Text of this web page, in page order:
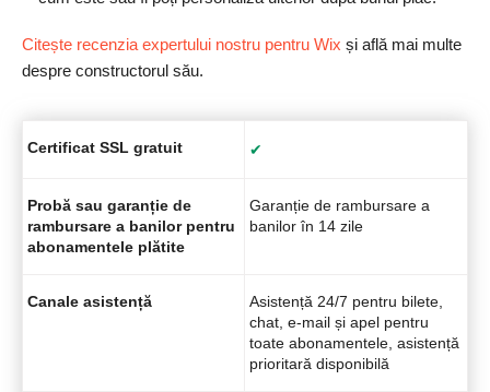
Citește recenzia expertului nostru pentru Wix și află mai multe
despre constructorul său.
Certificat SSL gratuit ✔
Probă sau garanție de
rambursare a banilor pentru
abonamentele plătite
Garanție de rambursare a
banilor în 14 zile
Canale asistență
Asistență 24/7 pentru bilete,
chat, e-mail și apel pentru
toate abonamentele, asistență
prioritară disponibilă